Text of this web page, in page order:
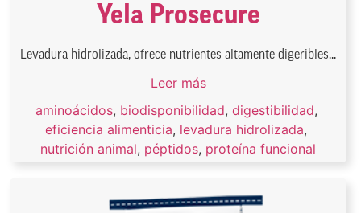
Yela Prosecure
Levadura hidrolizada, ofrece nutrientes altamente digeribles...
Leer más
aminoácidos, biodisponibilidad, digestibilidad,
eficiencia alimenticia, levadura hidrolizada,
nutrición animal, péptidos, proteína funcional